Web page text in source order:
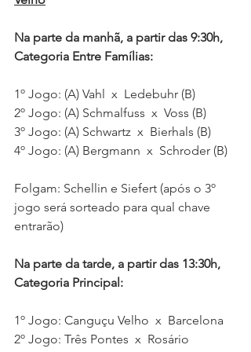
Na parte da manhã, a partir das 9:30h,
Categoria Entre Famílias:
1º Jogo: (A) Vahl  x  Ledebuhr (B)
2º Jogo: (A) Schmalfuss  x  Voss (B)
3º Jogo: (A) Schwartz  x  Bierhals (B)
4º Jogo: (A) Bergmann  x  Schroder (B)
Folgam: Schellin e Siefert (após o 3º
jogo será sorteado para qual chave
entrarão)
Na parte da tarde, a partir das 13:30h,
Categoria Principal:
1º Jogo: Canguçu Velho  x  Barcelona
2º Jogo: Três Pontes  x  Rosário